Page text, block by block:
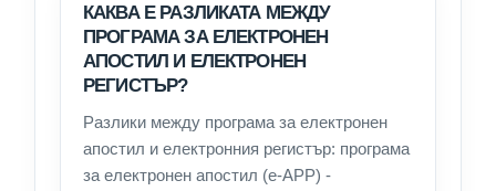
КАКВА Е РАЗЛИКАТА МЕЖДУ
ПРОГРАМА ЗА ЕЛЕКТРОНЕН
АПОСТИЛ И ЕЛЕКТРОНЕН
РЕГИСТЪР?
Разлики между програма за електронен
апостил и електронния регистър: програма
за електронен апостил (e-APP) -